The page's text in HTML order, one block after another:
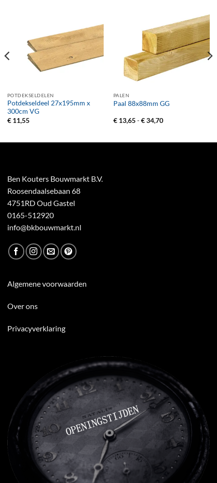
POTDEKSELDELEN
Potdekseldeel 27x195mm x
300cm VG
€11,55
PALEN
Paal 88x88mm GG
€13,65 - €34,70Prijsklasse:
Ben Kouters Bouwmarkt B.V.
Roosendaalsebaan 68
4751RD Oud Gastel
0165-512920
info@bkbouwmarkt.nl
Algemene voorwaarden
Over ons
Privacyverklaring